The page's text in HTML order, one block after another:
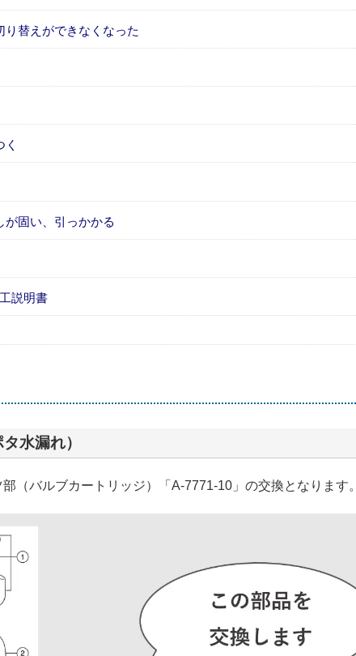
替えができなくなった
が固い、引っかかる
説明書
水漏れ）
（バルブカートリッジ）「A-7771-10」の交換となります。